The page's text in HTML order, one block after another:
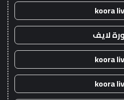
koora
لايف
koora
koora